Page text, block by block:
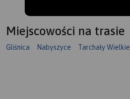
Miejscowości na trasie
Gliśnica Nabyszyce Tarchały Wielkie